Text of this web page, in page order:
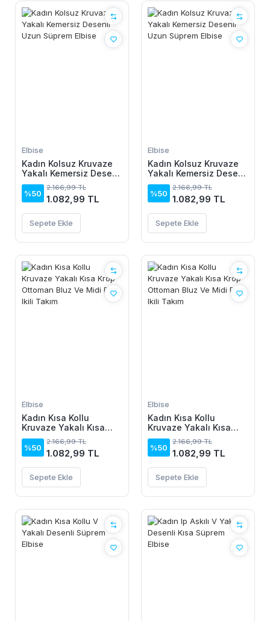
Elbise
Kadın Kolsuz Kruvaze
Yakalı Kemersiz Desenli
Uzun Süprem Elbise
%50
2.166,99 TL
1.082,99 TL
Sepete Ekle
Elbise
Kadın Kolsuz Kruvaze
Yakalı Kemersiz Desenli
Uzun Süprem Elbise
%50
2.166,99 TL
1.082,99 TL
Sepete Ekle
Elbise
Kadın Kısa Kollu
Kruvaze Yakalı Kısa
Krop Ottoman Bluz Ve
Midi Etek Ikili Takım
%50
2.166,99 TL
1.082,99 TL
Sepete Ekle
Elbise
Kadın Kısa Kollu
Kruvaze Yakalı Kısa
Krop Ottoman Bluz Ve
Midi Etek Ikili Takım
%50
2.166,99 TL
1.082,99 TL
Sepete Ekle